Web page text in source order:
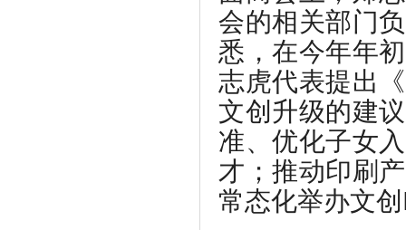
会的相关部门
悉，在今年年
志虎代表提出
文创升级的建
准、优化子女
才；推动印刷
常态化举办文